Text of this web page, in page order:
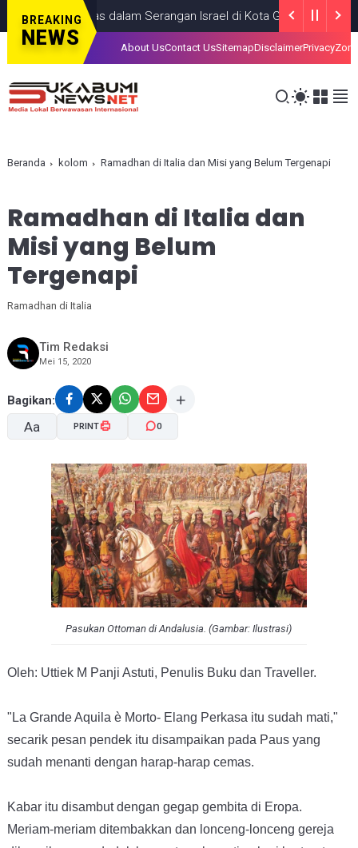
BREAKING
NEWS
Tewas dalam Serangan Israel di Kota Gaza GAZA JULY 19,
About UsContact UsSitemapDisclaimerPrivacy
Beranda kolom Ramadhan di Italia dan Misi yang Belum Tergenapi
Ramadhan di Italia dan
Misi yang Belum
Tergenapi
Ramadhan di Italia
Tim Redaksi
Mei 15, 2020
Bagikan:
Aa
A- A+
PRINT 0
Pasukan Ottoman di Andalusia. (Gambar: Ilustrasi)
Oleh: Uttiek M Panji Astuti, Penulis Buku dan Traveller.
"La Grande Aquila è Morto- Elang Perkasa itu sudah mati,"
secarik pesan pendek itu disampaikan pada Paus yang
sudah menanti dengan harap-harap cemas.
Kabar itu disambut dengan gegap gembita di Eropa.
Meriam-meriam ditembakkan dan lonceng-lonceng gereja